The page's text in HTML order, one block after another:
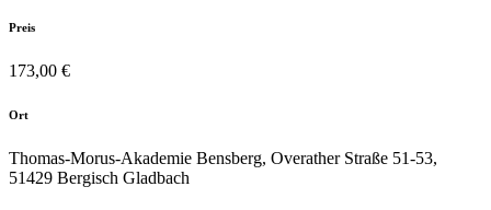
Preis
173,00 €
Ort
Thomas-Morus-Akademie Bensberg, Overather Straße 51-53,
51429 Bergisch Gladbach